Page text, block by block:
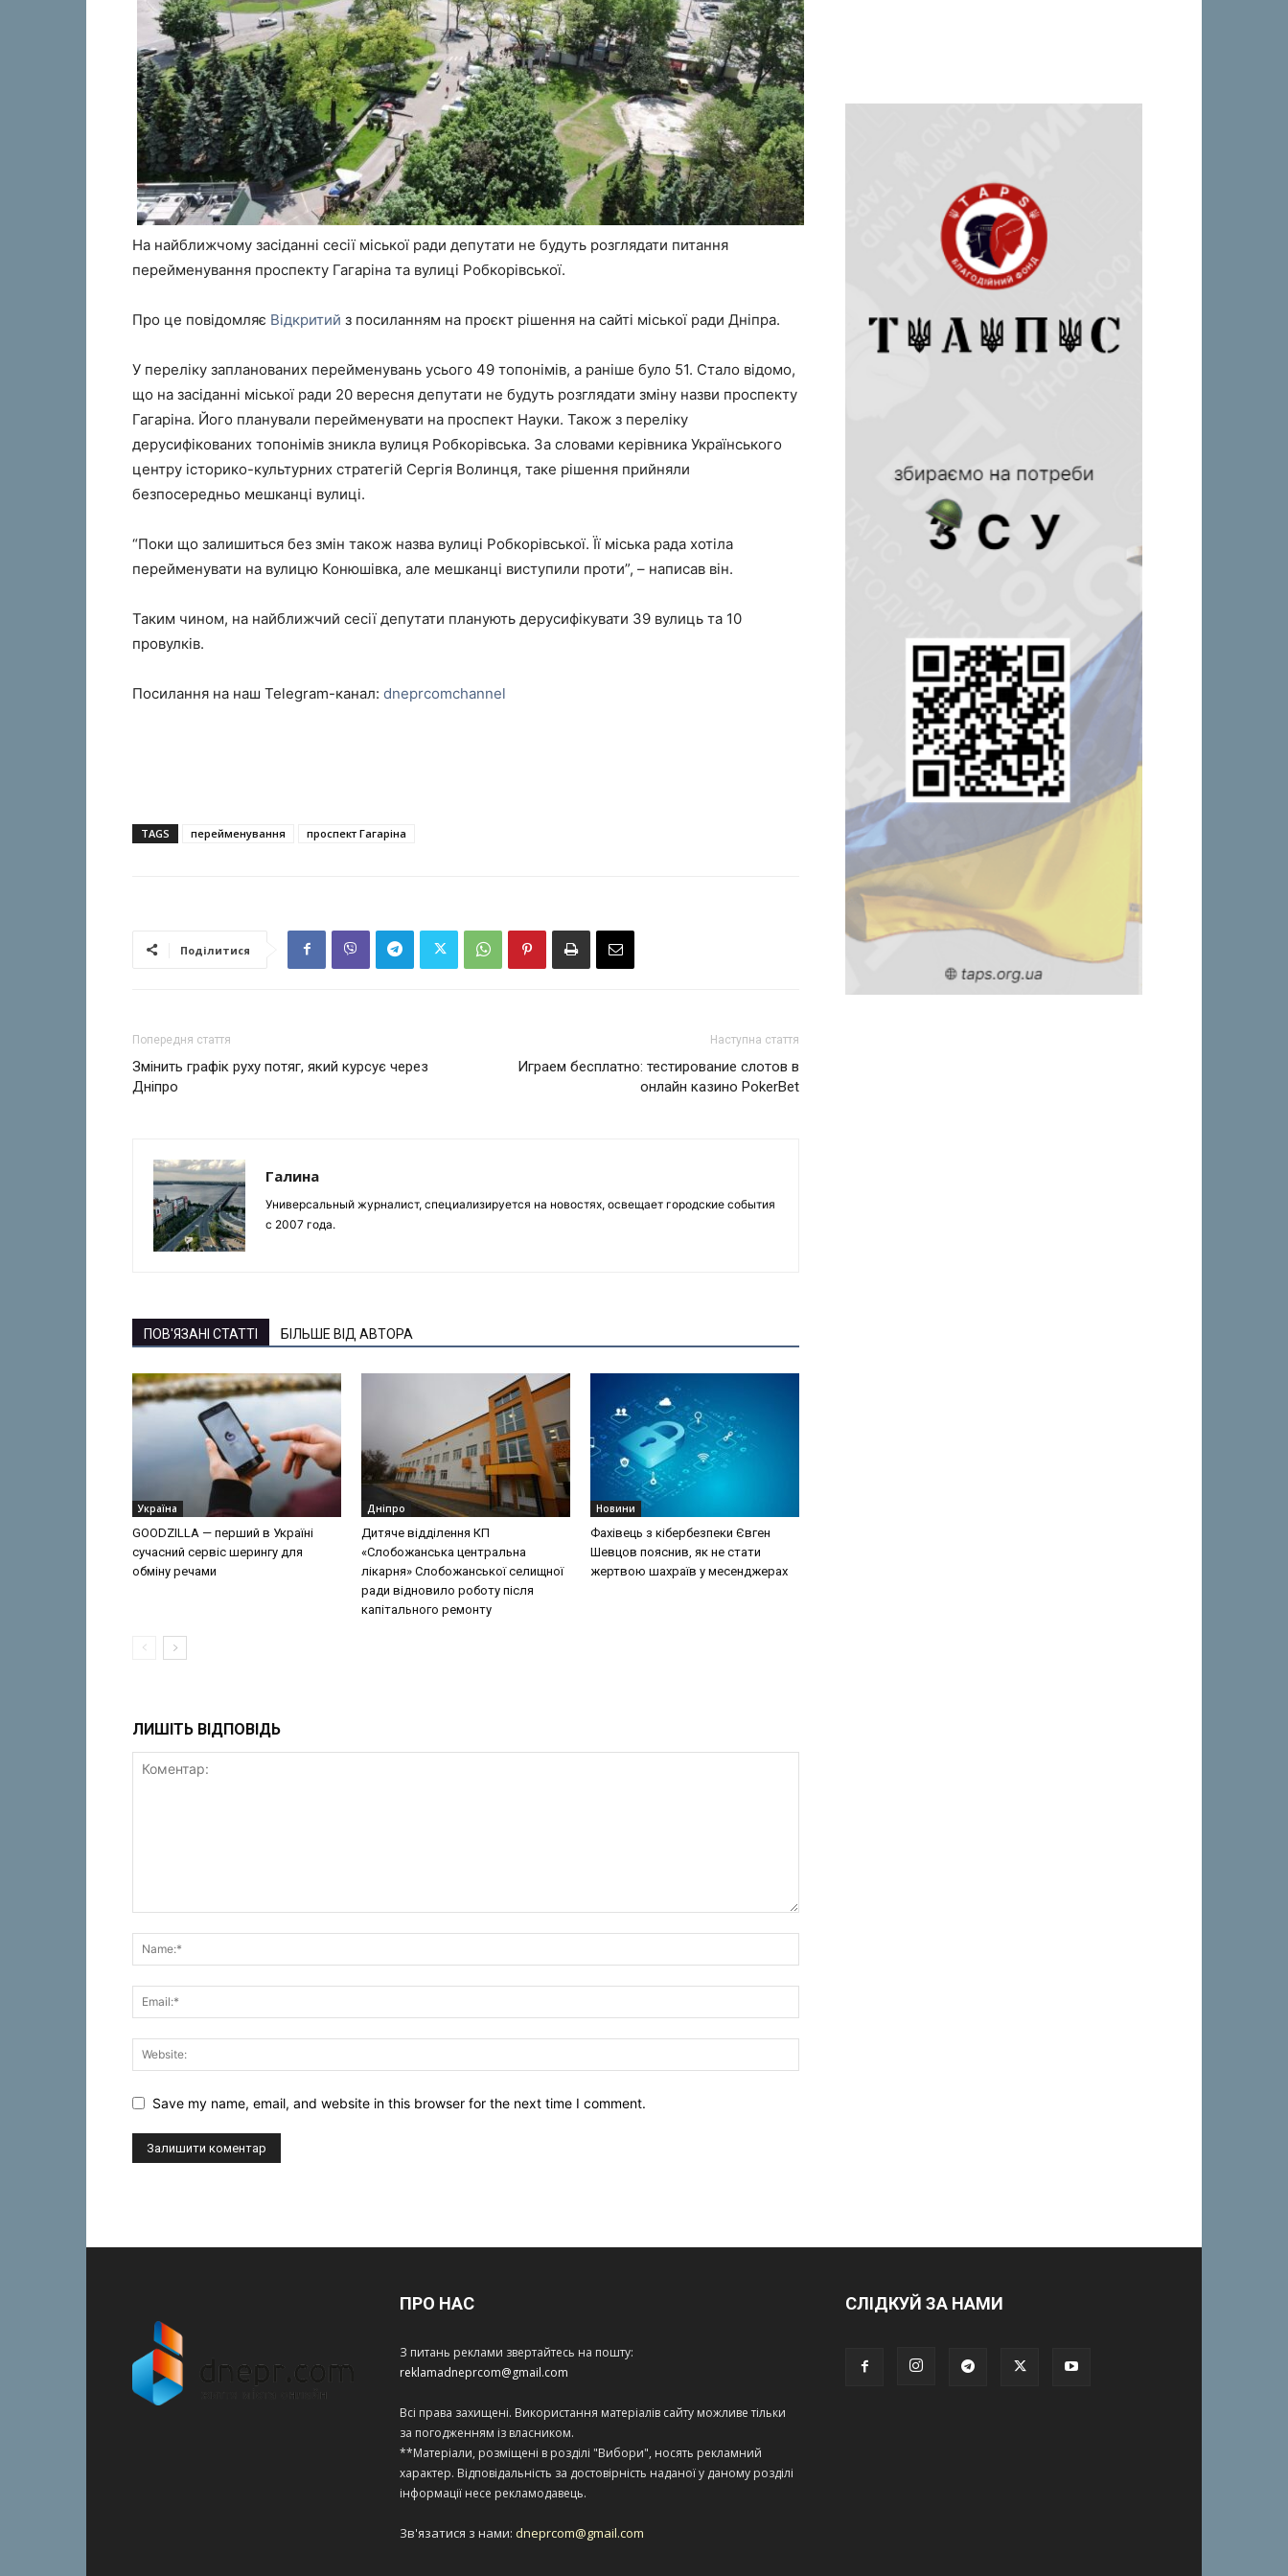
На найближчому засіданні сесії міської ради депутати не будуть розглядати питання
перейменування проспекту Гагаріна та вулиці Робкорівської.
Про це повідомляє Відкритий з посиланням на проєкт рішення на сайті міської ради Дніпра.
У переліку запланованих перейменувань усього 49 топонімів, а раніше було 51. Стало відомо,
що на засіданні міської ради 20 вересня депутати не будуть розглядати зміну назви проспекту
Гагаріна. Його планували перейменувати на проспект Науки. Також з переліку
дерусифікованих топонімів зникла вулиця Робкорівська. За словами керівника Українського
центру історико-культурних стратегій Сергія Волинця, таке рішення прийняли
безпосередньо мешканці вулиці.
“Поки що залишиться без змін також назва вулиці Робкорівської. Її міська рада хотіла
перейменувати на вулицю Конюшівка, але мешканці виступили проти”, – написав він.
Таким чином, на найближчий сесії депутати планують дерусифікувати 39 вулиць та 10
провулків.
Посилання на наш Telegram-канал: dneprcomchannel
TAGS перейменування проспект Гагаріна
Поділитися
Попередня стаття
Змінить графік руху потяг, який курсує через
Дніпро
Наступна стаття
Играем бесплатно: тестирование слотов в
онлайн казино PokerBet
Галина
Универсальный журналист, специализируется на новостях, освещает городские события
с 2007 года.
ПОВ'ЯЗАНІ СТАТТІ БІЛЬШЕ ВІД АВТОРА
Україна
GOODZILLA — перший в Україні
сучасний сервіс шерингу для
обміну речами
Дніпро
Дитяче відділення КП
«Слобожанська центральна
лікарня» Слобожанської селищної
ради відновило роботу після
капітального ремонту
Новини
Фахівець з кібербезпеки Євген
Шевцов пояснив, як не стати
жертвою шахраїв у месенджерах
ЛИШІТЬ ВІДПОВІДЬ
Save my name, email, and website in this browser for the next time I comment.
ПРО НАС
З питань реклами звертайтесь на пошту:
reklamadneprcom@gmail.com
Всі права захищені. Використання матеріалів сайту можливе тільки
за погодженням із власником.
**Матеріали, розміщені в розділі "Вибори", носять рекламний
характер. Відповідальність за достовірність наданої у даному розділі
інформації несе рекламодавець.
Зв'язатися з нами: dneprcom@gmail.com
СЛІДКУЙ ЗА НАМИ